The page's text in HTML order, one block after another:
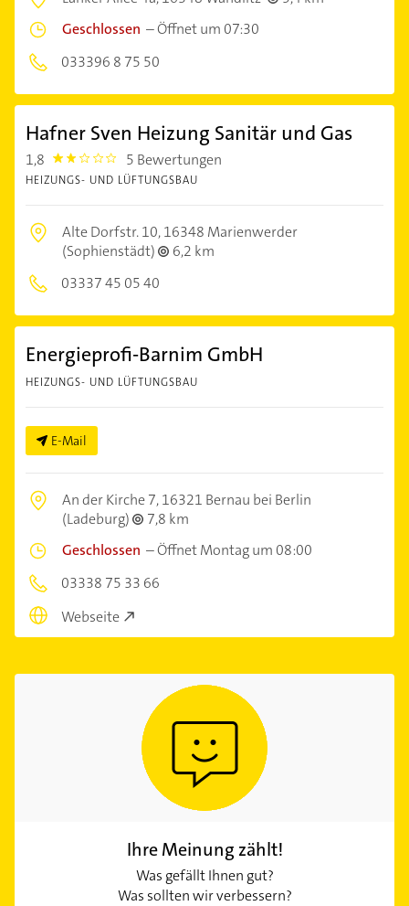
Geschlossen –Öffnet um 07:30
033396 8 75 50
Hafner Sven Heizung Sanitär und Gas
1,8 1.8000001 5 Bewertungen
HEIZUNGS- UND LÜFTUNGSBAU
Alte Dorfstr. 10,16348 Marienwerder
(Sophienstädt)
6,2 km
03337 45 05 40
Energieprofi-Barnim GmbH
HEIZUNGS- UND LÜFTUNGSBAU
E-Mail
An der Kirche 7,16321 Bernau bei Berlin
(Ladeburg)
7,8 km
Geschlossen –Öffnet Montag um 08:00
03338 75 33 66
Webseite
Ihre Meinung zählt!
Was gefällt Ihnen gut?
Was sollten wir verbessern?